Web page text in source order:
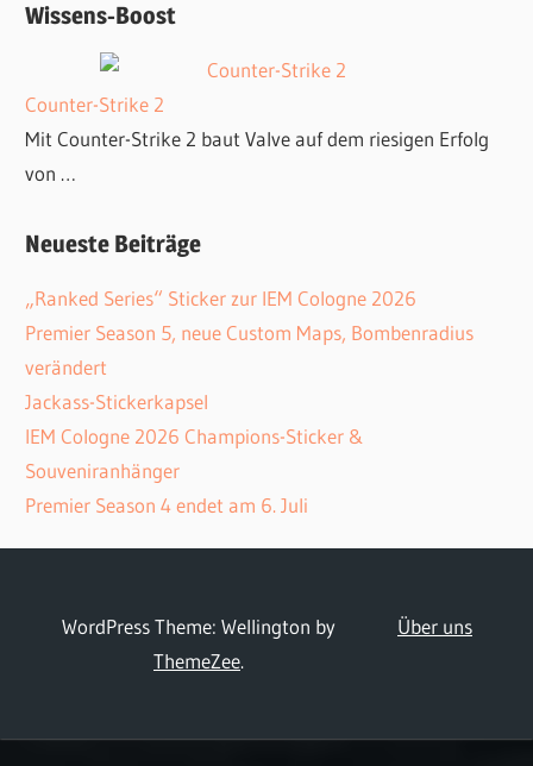
Wissens-Boost
Counter-Strike 2
Mit Counter-Strike 2 baut Valve auf dem riesigen Erfolg
von …
Neueste Beiträge
„Ranked Series“ Sticker zur IEM Cologne 2026
Premier Season 5, neue Custom Maps, Bombenradius
verändert
Jackass-Stickerkapsel
IEM Cologne 2026 Champions-Sticker &
Souveniranhänger
Premier Season 4 endet am 6. Juli
Über uns
WordPress Theme: Wellington by
ThemeZee.